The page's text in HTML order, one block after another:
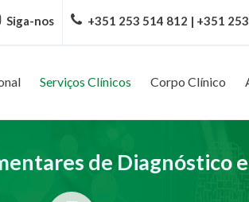
Siga-nos +351 253 514 812 | +351
Serviços Clínicos Corpo Clínico
de Diagnóstico